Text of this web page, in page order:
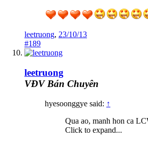
leetruong, 23/10/13
#189
leetruong
VĐV Bán Chuyên
hyesoonggye said: ↑
Qua ao, manh hon ca
Click to expand...